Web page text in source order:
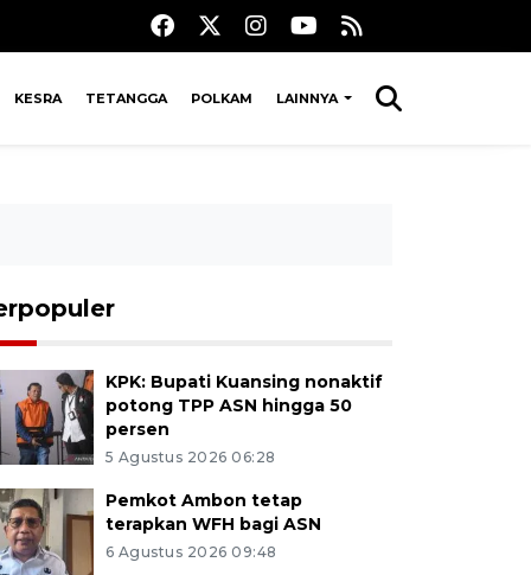
KESRA TETANGGA POLKAM LAINNYA
KPK: Bupati Kuansing nonaktif
potong TPP ASN hingga 50
persen
5 Agustus 2026 06:28
Pemkot Ambon tetap
terapkan WFH bagi ASN
6 Agustus 2026 09:48